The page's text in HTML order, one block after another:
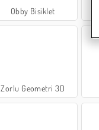
Obby Bisiklet
Zorlu Geometri 3D